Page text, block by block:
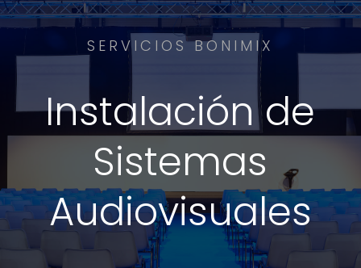
SERVICIOS BONIMIX
Instalación de
Sistemas
Audiovisuales